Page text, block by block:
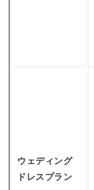
ウェディング
ドレスプラン